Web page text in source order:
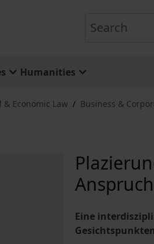
Humanities
& Economic Law / Business &
Eine
Gesichtspunkten